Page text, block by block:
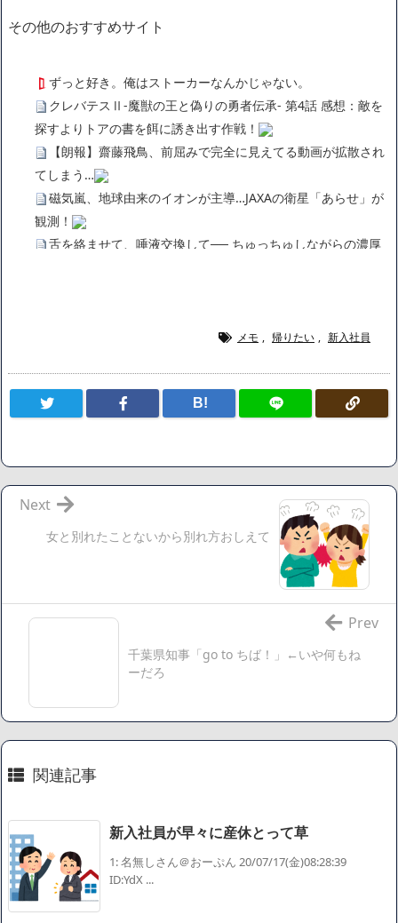
その他のおすすめサイト
ずっと好き。俺はストーカーなんかじゃない。
クレバテスⅡ-魔獣の王と偽りの勇者伝承- 第4話 感想：敵を
探すよりトアの書を餌に誘き出す作戦！
【朗報】齋藤飛鳥、前屈みで完全に見えてる動画が拡散され
てしまう…
磁気嵐、地球由来のイオンが主導…JAXAの衛星「あらせ」が
観測！
舌を絡ませて、唾液交換して── ちゅっちゅしながらの濃厚
広末涼子さん、正気に戻ってしまい絶望する・・・「アカ
割減
【画像】さくまあきら「桃鉄の赤マスは実際に行ってみてク
【愕然】ワイ「豚バラ220gカリッカリになるまで焼いて重さ
調べたろww(2割3割減ったら御の字やろなあww)」→結
果・・・・・・・・・・・・・・・・・・・
【悲報】ジェネリック医薬品、4割が承認書と異なる製造だ
【速報】楽天グループ、減損損失約160億円と約700億円の繰
延税金資産の取崩し
【悲報】読売新聞、「避難所の自販機が壊されて窃盗され
メモ , 帰りたい , 新入社員
B!
女と別れたことないから別れ方おしえて
Next
千葉県知事「go to ちば！」←いや何もね
ーだろ
Prev
関連記事
新入社員が早々に産休とって草
1: 名無しさん＠おーぷん 20/07/17(金)08:28:39
ID:YdX ...